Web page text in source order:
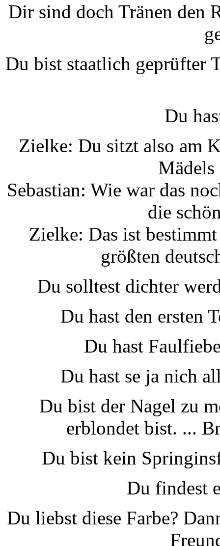
Dir sind doch Tränen den
Du bist staatlich geprüfter
Du
Zielke: Du sitzt also am
Mädels
Sebastian: Wie war das
die
Zielke: Das ist
größten
Du solltest dichter
Du hast den ersten
Du hast
Du hast se ja nich
Du bist der Nagel zu
erblondet bist. ...
Du bist kein
Du findest
Du liebst diese Farbe?